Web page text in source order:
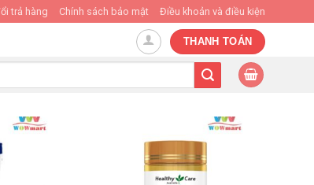
trả hàng Chính sách bảo mật Điều khoản và điều kiện
THANH TOÁN